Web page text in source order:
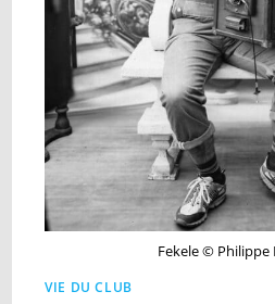
Fekele © Philippe
VIE DU CLUB